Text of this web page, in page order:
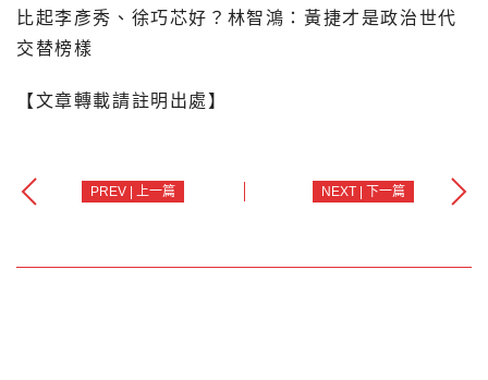
比起李彥秀、徐巧芯好？林智鴻：黃捷才是政治世代
交替榜樣
【文章轉載請註明出處】
PREV | 上一篇 NEXT | 下一篇